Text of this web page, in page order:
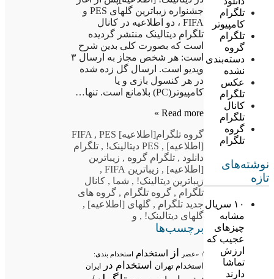
تلگرام
کامپیوتر
تلگرام
گروه
دسته‌بندی
نشده
عکس
تلگرام
کانال
تلگرام
گروه
تلگرام
نوشته‌های
تازه
۱۰ سریال
مشابه
چیزهای
عجیب که
ارزش
تماشا
دارند
جشنواره زیباترین گلهای PES و
FIFA ، دو اطلاعیه در کانال
تلگرام دیتالینک منتشر گردیده
است که بصورت کلی بدین شرح
است: هر شخص مجاز به ارسال ۳
ویدیو است. ارسال گل زده شده
در هر کنسول بازی و یا
کامپیوتر(PC) بلامانع است. تنها…
Read more »
گروه تلگرام[اطلاعیه] FIFA ,PES
[اطلاعیه] , PES دیتالینک! , تلگرام
دانلود , تلگرام گروه , زیباترین
[اطلاعیه] , زیباترین FIFA
,
زیباترین دیتالینک! , شما , کانال
تلگرام , گروه تلگرام , گروه های
جدید تلگرام , گلهای [اطلاعیه] ,
گلهای دیتالینک! , و
برچسب‌ها
/ «عصر از استخدام استخدام بندی:
استخدام تهران استخدام در ایران